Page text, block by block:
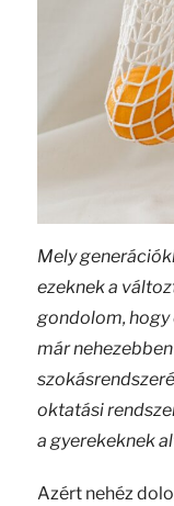
Mely
ezeknek a
gondolom, hogy
már
oktatási
a gyerekeknek
Azért nehéz